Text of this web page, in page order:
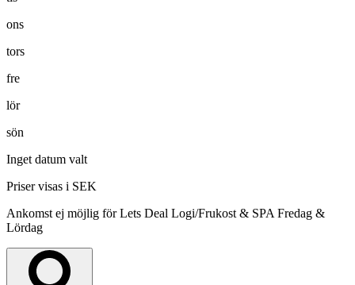
ons
tors
fre
lör
sön
Inget datum valt
Priser visas i SEK
Ankomst ej möjlig för Lets Deal Logi/Frukost & SPA Fredag &
Lördag